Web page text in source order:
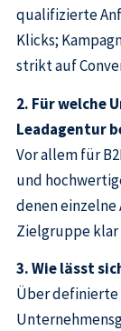
qualifizierte
Klicks;
strikt auf
2. Für welche
Leadagentur
Vor allem für
und
denen einzelne
Zielgruppe
3. Wie lässt
Über definierte